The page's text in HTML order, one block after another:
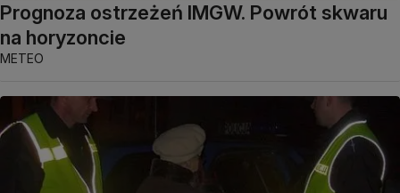
Prognoza ostrzeżeń IMGW. Powrót skwaru
na horyzoncie
METEO